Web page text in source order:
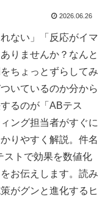
2026.06.26
ない」「反応がイマ
りませんか？なんと
ちょっとずらしてみ
いているのか分から
るのが「ABテス
ング担当者がすぐに
りやすく解説。件名
ストで効果を数値化
お伝えします。読み
がグンと進化するヒ